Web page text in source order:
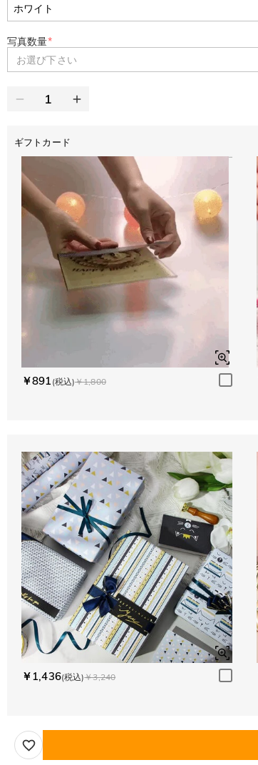
写真数量*
お選び下さい
ギフトカード
￥891 (税込)￥1,800
￥1,436(税込)￥3,240